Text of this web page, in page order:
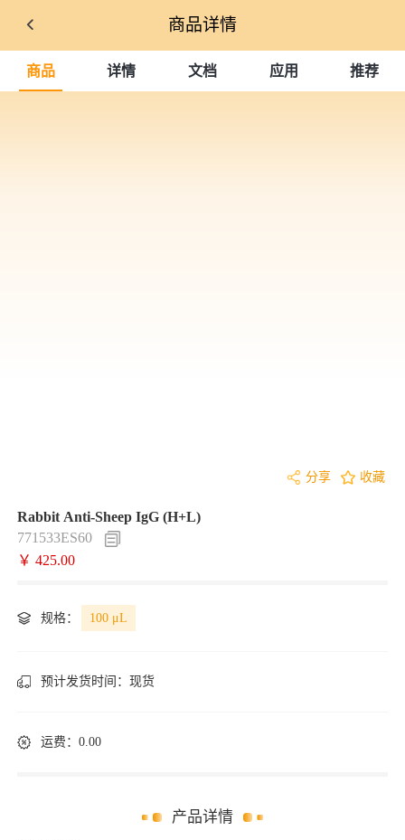
商品详情
商品 详情 文档 应用 推荐
分享 收藏
Rabbit Anti-Sheep IgG (H+L)
771533ES60
￥ 425.00
规格： 100 μL
预计发货时间： 现货
运费：0.00
产品详情